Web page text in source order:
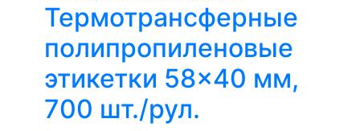
Термотрансферные
полипропиленовые
этикетки 58×40 мм,
700 шт./рул.